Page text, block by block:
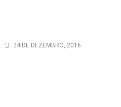
24 DE DEZEMBRO, 2016